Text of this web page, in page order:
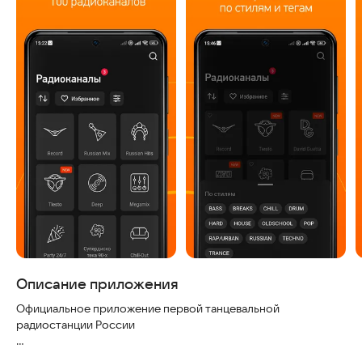
Описание приложения
Официальное приложение первой танцевальной
радиостанции России